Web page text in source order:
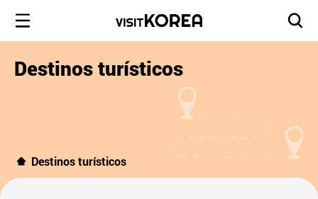
Destinos turísticos
Destinos turísticos